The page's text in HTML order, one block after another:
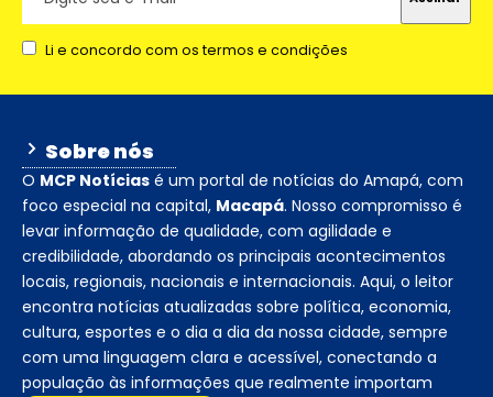
Li e concordo com os termos e condições
Sobre nós
O MCP Notícias é um portal de notícias do Amapá, com
foco especial na capital, Macapá. Nosso compromisso é
levar informação de qualidade, com agilidade e
credibilidade, abordando os principais acontecimentos
locais, regionais, nacionais e internacionais. Aqui, o leitor
encontra notícias atualizadas sobre política, economia,
cultura, esportes e o dia a dia da nossa cidade, sempre
com uma linguagem clara e acessível, conectando a
população às informações que realmente importam